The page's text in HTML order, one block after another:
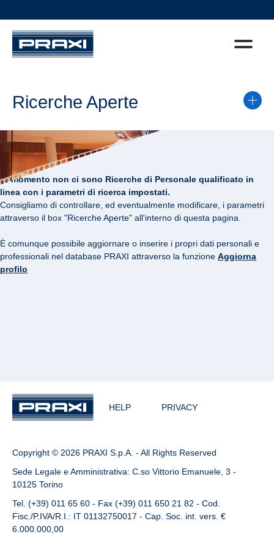
Ricerche Aperte
Al momento non ci sono Ricerche di Personale qualificato in
linea con i parametri di ricerca impostati.
Consigliamo di controllare, ed eventualmente modificare, i parametri
attraverso il box "Ricerche Aperte" all'interno di questa pagina.
È comunque possibile aggiornare o inserire i propri dati personali e
professionali nel database PRAXI attraverso la funzione Aggiorna
profilo
HELP PRIVACY
Copyright © 2026 PRAXI S.p.A. - All Rights Reserved
Sede Legale e Amministrativa: C.so Vittorio Emanuele, 3 -
10125 Torino
Tel. (+39) 011 65 60 - Fax (+39) 011 650 21 82 - Cod.
Fisc./P.IVA/R.I.: IT 01132750017 - Cap. Soc. int. vers. €
6.000.000,00